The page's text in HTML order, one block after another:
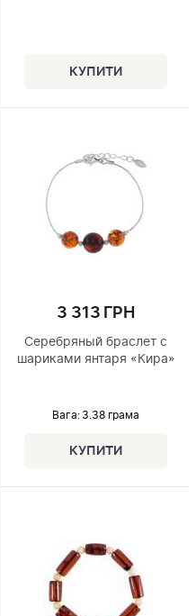
3 313 ГРН
Серебряный браслет с
шариками янтаря «Кира»
Вага: 3.38 грама